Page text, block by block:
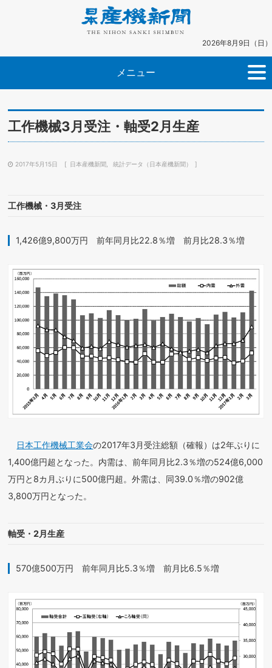
2026年8月9日（日）
メニュー
工作機械3月受注・軸受2月生産
2017年5月15日 日本産機新聞 統計データ（日本産機新聞）
工作機械・3月受注
1,426億9,800万円 前年同月比22.8％増 前月比28.3％増
日本工作機械工業会の2017年3月受注総額（確報）は2年ぶりに
1,400億円超となった。内需は、前年同月比2.3％増の524億6,000
万円と8カ月ぶりに500億円超。外需は、同39.0％増の902億
3,800万円となった。
軸受・2月生産
570億500万円 前年同月比5.3％増 前月比6.5％増